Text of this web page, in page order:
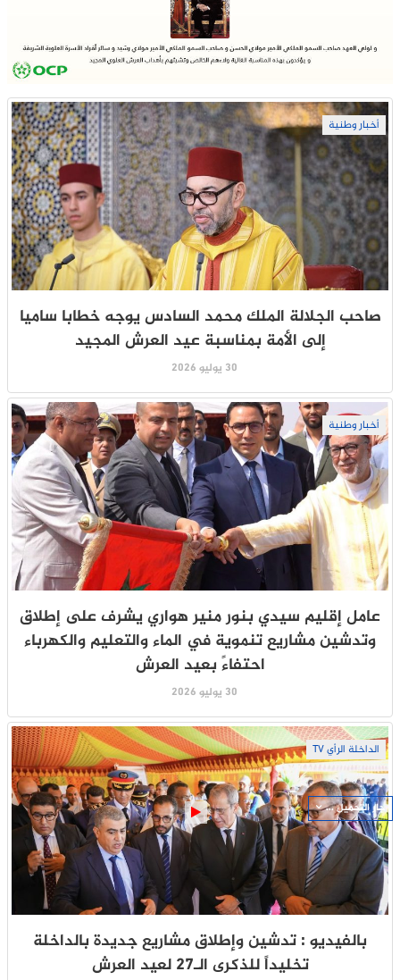
أخبار وطنية
صاحب الجلالة الملك محمد السادس يوجه خطابا ساميا
إلى الأمة بمناسبة عيد العرش المجيد
30 يوليو 2026
أخبار وطنية
عامل إقليم سيدي بنور منير هواري يشرف على إطلاق
وتدشين مشاريع تنموية في الماء والتعليم والكهرباء
احتفاءً بعيد العرش
30 يوليو 2026
الداخلة الرأي TV
بالفيديو : تدشين وإطلاق مشاريع جديدة بالداخلة
تخليداً للذكرى الـ27 لعيد العرش
جار التحميل ...